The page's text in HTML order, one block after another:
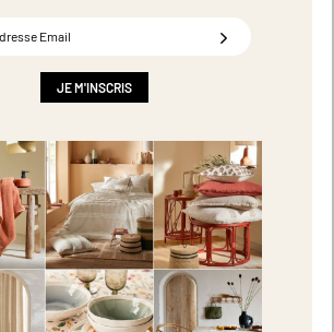
JE M'INSCRIS